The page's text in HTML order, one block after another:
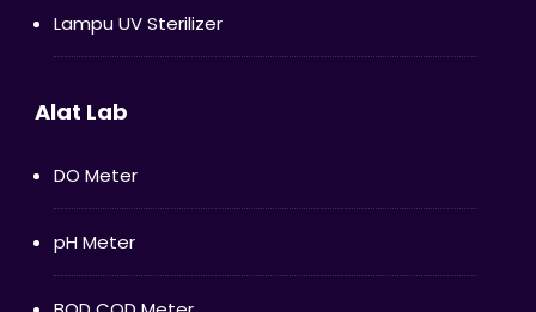
Lampu UV Sterilizer
Alat Lab
DO Meter
pH Meter